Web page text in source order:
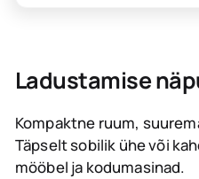
Ladustamise
Kompaktne ruum,
Täpselt sobilik ühe või
mööbel ja kodumasinad.